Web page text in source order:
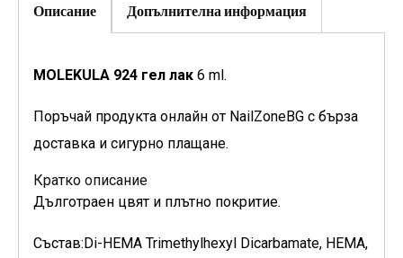
Описание Допълнителна информация
MOLEKULA 924 гел лак 6 ml.
Поръчай продукта онлайн от NailZoneBG с бърза
доставка и сигурно плащане.
Кратко описание
Дълготраен цвят и плътно покритие.
Състав:Di-HEMA Trimethylhexyl Dicarbamate, HEMA,